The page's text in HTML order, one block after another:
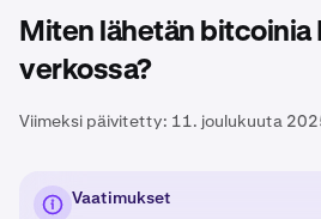
Miten lähetän bitcoinia
verkossa?
Viimeksi päivitetty: 11. joulukuuta
Vaatimukset